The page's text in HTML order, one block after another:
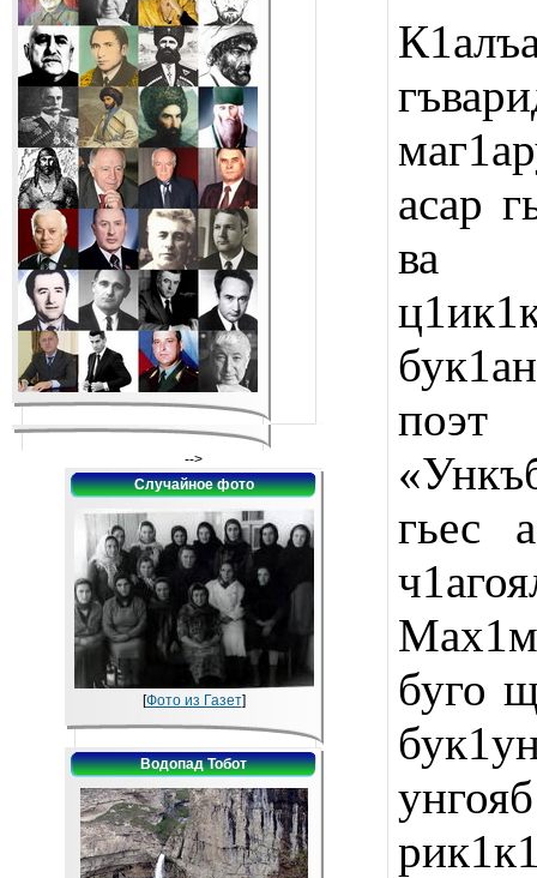
-->
Случайное фото
[Фото из Газет]
Водопад Тобот
асар
ва
поэт
гьес
буго